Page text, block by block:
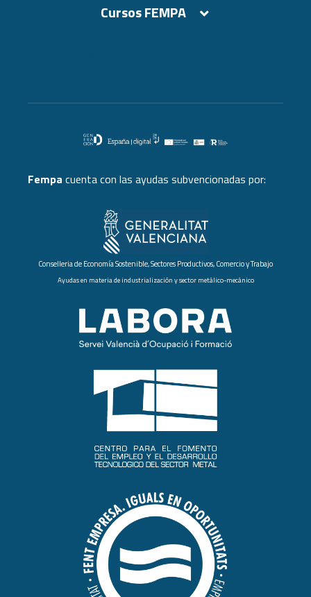
Cursos FEMPA
Fempa cuenta con las ayudas subvencionadas por:
Conselleria de Economía Sostenible, Sectores Productivos, Comercio y Trabajo
Ayudas en materia de industrialización y sector metálico-mecánico